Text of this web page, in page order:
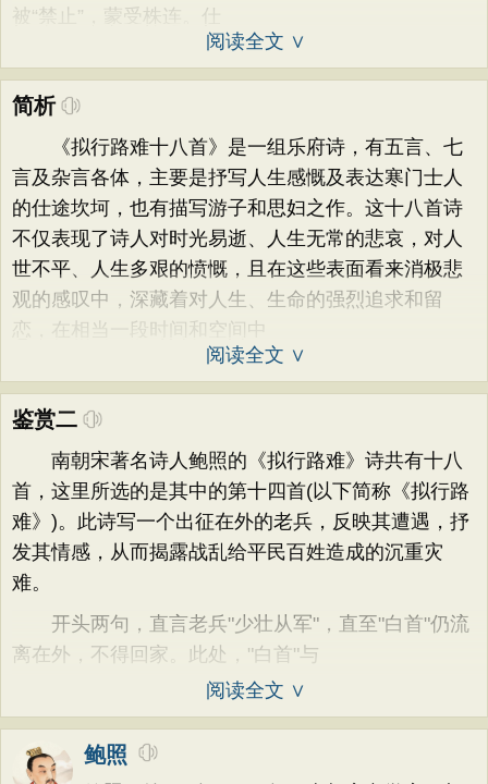
被“禁止”，蒙受株连。仕
阅读全文 ∨
简析
《拟行路难十八首》是一组乐府诗，有五言、七
言及杂言各体，主要是抒写人生感慨及表达寒门士人
的仕途坎坷，也有描写游子和思妇之作。这十八首诗
不仅表现了诗人对时光易逝、人生无常的悲哀，对人
世不平、人生多艰的愤慨，且在这些表面看来消极悲
观的感叹中，深藏着对人生、生命的强烈追求和留
恋，在相当一段时间和空间中
阅读全文 ∨
鉴赏二
南朝宋著名诗人鲍照的《拟行路难》诗共有十八
首，这里所选的是其中的第十四首(以下简称《拟行路
难》)。此诗写一个出征在外的老兵，反映其遭遇，抒
发其情感，从而揭露战乱给平民百姓造成的沉重灾
难。
开头两句，直言老兵"少壮从军"，直至"白首"仍流
离在外，不得回家。此处，"白首"与
阅读全文 ∨
鲍照